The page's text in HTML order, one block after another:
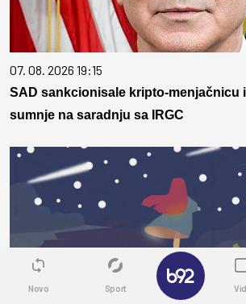
07. 08. 2026 19:15
SAD sankcionisale kripto-menjačnicu
sumnje na saradnju sa IRGC
Novo Sport
✕